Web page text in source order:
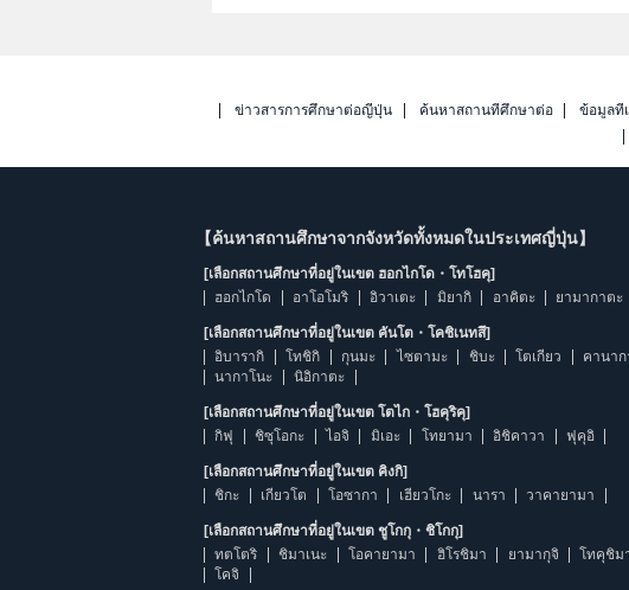
ข่าวสารการศึกษาต่อญี่ปุ่น ค้นหาสถานที่ศึกษาต่อ ข้อมูลที่
【ค้นหาสถานศึกษาจากจังหวัดทั้งหมดในประเทศญี่ปุ่น】
[เลือกสถานศึกษาที่อยู่ในเขต ฮอกไกโด・โทโฮคุ]
ฮอกไกโด
อาโอโมริ อิวาเตะ มิยากิ อาคิตะ ยามากาตะ
[เลือกสถานศึกษาที่อยู่ในเขต คันโต・โคชิเนทสึ]
อิบารากิ
โทชิกิ กุนมะ ไซตามะ ชิบะ โตเกียว คานาก
นากาโนะ
นิอิกาตะ
[เลือกสถานศึกษาที่อยู่ในเขต โตไก・โฮคุริคุ]
กิฟุ
ชิซุโอกะ ไอจิ มิเอะ โทยามา อิชิคาวา ฟุคุอิ
[เลือกสถานศึกษาที่อยู่ในเขต คิงกิ]
ชิกะ
เกียวโต โอซากา เฮียวโกะ นารา วาคายามา
[เลือกสถานศึกษาที่อยู่ในเขต ชูโกกุ・ชิโกกุ]
ทตโตริ
ชิมาเนะ โอคายามา ฮิโรชิมา ยามากุจิ โทคุชิม
โคจิ